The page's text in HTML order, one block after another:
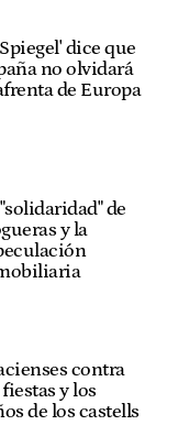
dice que
no olvidará
de Europa
de
y la
contra
y los
de los castells